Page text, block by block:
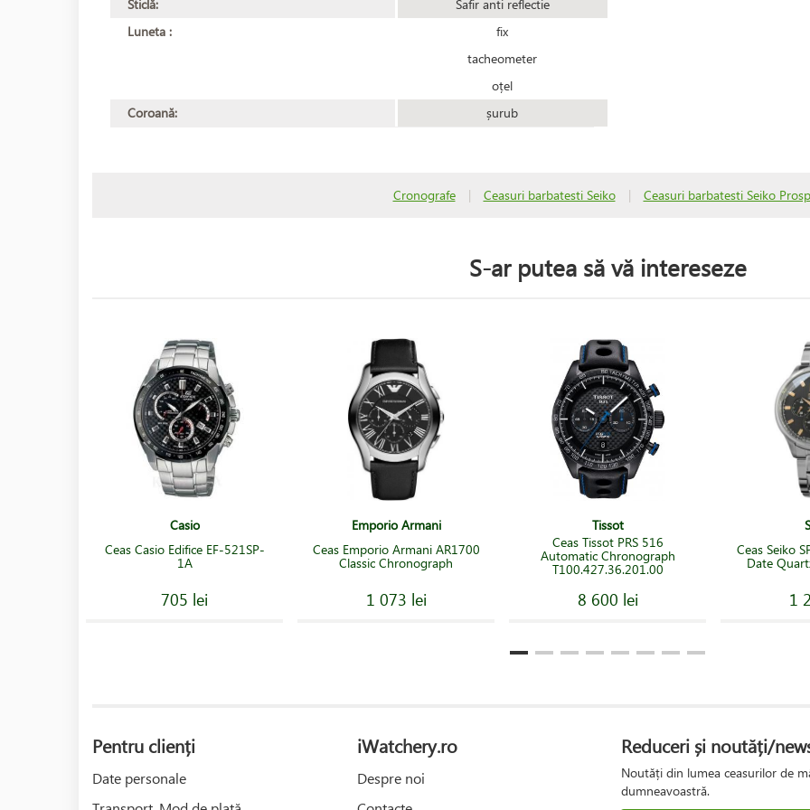
Sticlă:
Safir anti reflectie
Luneta :
fix
tacheometer
oțel
Coroană:
șurub
Cronografe | Ceasuri barbatesti Seiko | Ceasuri barbatesti Seiko
S-ar putea să vă intereseze
Casio
Ceas Casio Edifice EF-521SP-
1A
705 lei
Emporio Armani
Ceas Emporio Armani AR1700
Classic Chronograph
1 073 lei
Tissot
Ceas Tissot PRS 516
Automatic Chronograph
T100.427.36.201.00
8 600 lei
Ceas Seiko
Date
1
Pentru clienți
Date personale
iWatchery.ro
Despre noi
Reduceri și noutăți/
Noutăți din lumea ceasurilor de
dumneavoastră.